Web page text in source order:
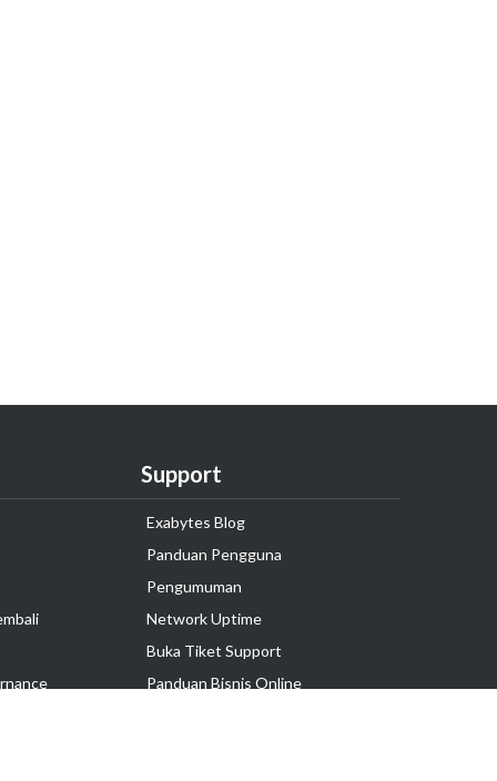
Support
Exabytes Blog
Panduan Pengguna
Pengumuman
Network Uptime
Buka Tiket Support
Panduan Bisnis Online